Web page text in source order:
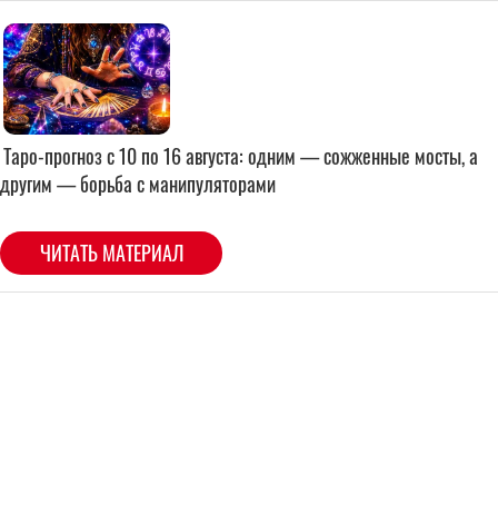
Таро-прогноз с 10 по 16 августа: одним — сожженные мосты, а
другим — борьба с манипуляторами
ЧИТАТЬ МАТЕРИАЛ